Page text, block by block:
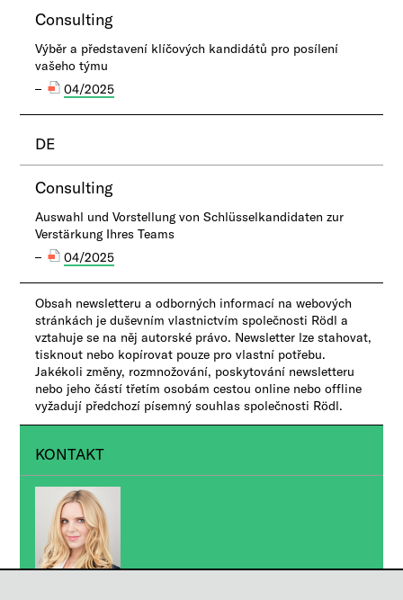
Consulting
Výběr a představení klíčových kandidátů pro posílení
vašeho týmu
04/2025
DE
Consulting
Auswahl und Vorstellung von Schlüsselkandidaten zur
Verstärkung Ihres Teams
04/2025
Obsah newsletteru a odborných informací na webových
stránkách je duševním vlastnictvím společnosti Rödl a
vztahuje se na něj autorské právo. Newsletter lze stahovat,
tisknout nebo kopírovat pouze pro vlastní potřebu.
Jakékoli změny, rozmnožování, poskytování newsletteru
nebo jeho částí třetím osobám cestou online nebo offline
vyžadují předchozí písemný souhlas společnosti Rödl.
KONTAKT